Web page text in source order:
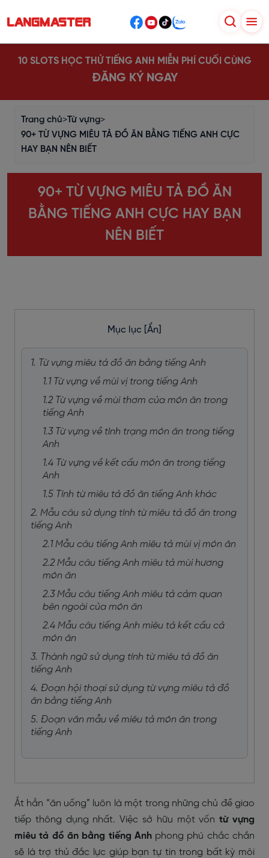
10 SLOTS HỌC THỬ TIẾNG ANH MIỄN PHÍ CUỐI CÙNG
ĐĂNG KÝ NGAY
Trang chủ>Từ vựng>
90+ TỪ VỰNG MIÊU TẢ ĐỒ ĂN BẰNG TIẾNG ANH CỰC
HAY BẠN NÊN BIẾT
90+ TỪ VỰNG MIÊU TẢ ĐỒ ĂN
BẰNG TIẾNG ANH CỰC HAY BẠN
NÊN BIẾT
Mục lục [Ẩn]
1. Từ vựng miêu tả đồ ăn bằng tiếng Anh
1.1 Từ vựng về mùi vị trong tiếng Anh
1.2 Từ vựng về mùi thơm của món ăn trong
tiếng Anh
1.3 Từ vựng về tình trạng món ăn trong tiếng
Anh
1.4 Từ vựng về kết cấu món ăn trong tiếng
Anh
1.5 Tính từ miêu tả đồ ăn tiếng Anh khác
2. Mẫu câu sử dụng tính từ miêu tả đồ ăn trong
tiếng Anh
2.1 Mẫu câu tiếng Anh miêu tả mùi vị món ăn
2.2 Mẫu câu tiếng Anh miêu tả mùi hương
món ăn
2.3 Mẫu câu tiếng Anh miêu tả cảm quan
bên ngoài của món ăn
2.4 Mẫu câu tiếng Anh miêu tả kết cấu cả
món ăn
3. Thành ngữ sử dụng tính từ miêu tả đồ ăn
tiếng Anh
4. Đoạn hội thoại sử dụng từ vựng miêu tả đồ
ăn bằng tiếng Anh
5. Đoạn văn mẫu về miêu tả món ăn trong
tiếng Anh
Ắt hẳn “ăn uống” luôn là một trong những chủ đề giao
tiếp thông dụng nhất. Việc sở hữu một vốntừ vựng
miêu tả đồ ăn bằng tiếng Anhphong phú chắc chắn
sẽ là trợ thủ đắc lực giúp bạn tự tin trong bất kỳ môi